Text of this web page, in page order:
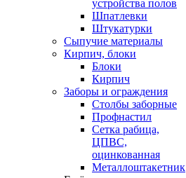
устройства полов
Шпатлевки
Штукатурки
Сыпучие материалы
Кирпич, блоки
Блоки
Кирпич
Заборы и ограждения
Столбы заборные
Профнастил
Сетка рабица,
ЦПВС,
оцинкованная
Металлоштакетник